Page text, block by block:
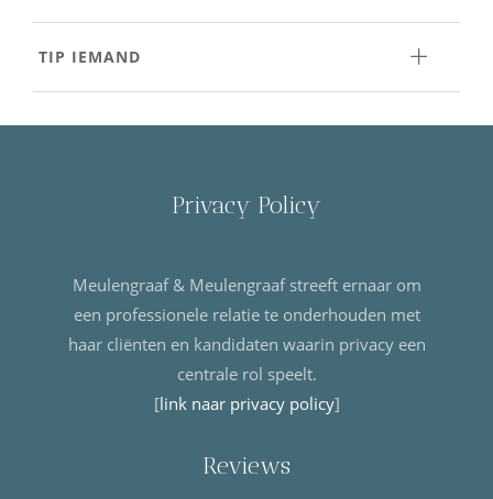
TIP IEMAND
Privacy Policy
Meulengraaf & Meulengraaf streeft ernaar om
een professionele relatie te onderhouden met
haar cliënten en kandidaten waarin privacy een
centrale rol speelt.
[link naar privacy policy]
Reviews